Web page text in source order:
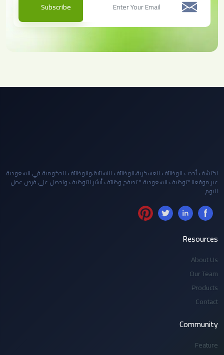
Subscribe
اكتشف أحدث الوظائف العسكرية،الوظائف النسائية،والوظائف الحكومية في السعودية
عبر موقعنا "توظيف السعودية " تصفح وظائف أبشر للتوظيف واحصل على فرص عمل
اليوم
Resources
About Us
Our Team
Products
Contact
Community
Feature